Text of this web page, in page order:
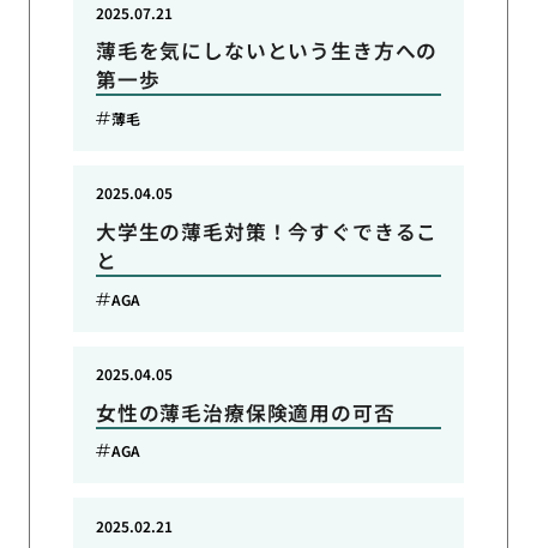
薄毛を気にしないという生き方への
第一歩
2025.07.21
薄毛
大学生の薄毛対策！今すぐできるこ
と
2025.04.05
AGA
女性の薄毛治療保険適用の可否
2025.04.05
AGA
2025.02.21